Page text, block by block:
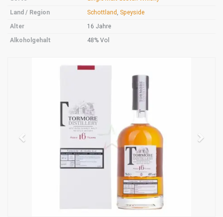
Land / Region
Schottland , Speyside
Alter
16 Jahre
Alkoholgehalt
48% Vol